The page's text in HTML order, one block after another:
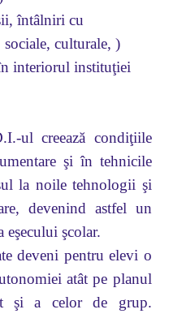
întâlniri cu
culturale, )
interiorul instituţiei
creează condiţiile
şi în tehnicile
la noile tehnologii şi
devenind astfel un
şcolar.
deveni pentru elevi o
atât pe planul
şi a celor de grup.